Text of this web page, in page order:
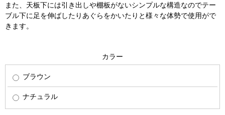
また、天板下には引き出しや棚板がないシンプルな構造なのでテー
ブル下に足を伸ばしたりあぐらをかいたりと様々な体勢で使用がで
きます。
カラー
ブラウン
ナチュラル